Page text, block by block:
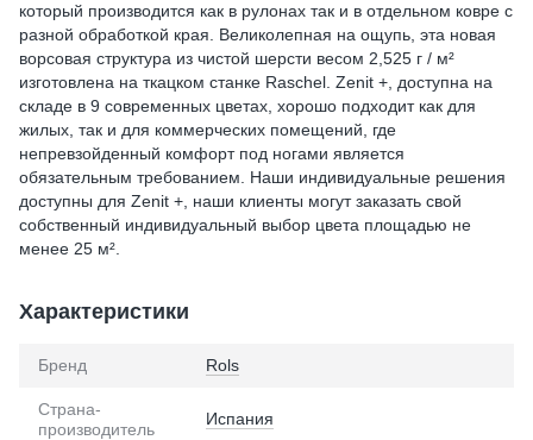
который производится как в рулонах так и в отдельном ковре с
разной обработкой края. Великолепная на ощупь, эта новая
ворсовая структура из чистой шерсти весом 2,525 г / м²
изготовлена на ткацком станке Raschel. Zenit +, доступна на
складе в 9 современных цветах, хорошо подходит как для
жилых, так и для коммерческих помещений, где
непревзойденный комфорт под ногами является
обязательным требованием. Наши индивидуальные решения
доступны для Zenit +, наши клиенты могут заказать свой
собственный индивидуальный выбор цвета площадью не
менее 25 м².
Характеристики
Бренд Rols
Страна-
производитель
Испания